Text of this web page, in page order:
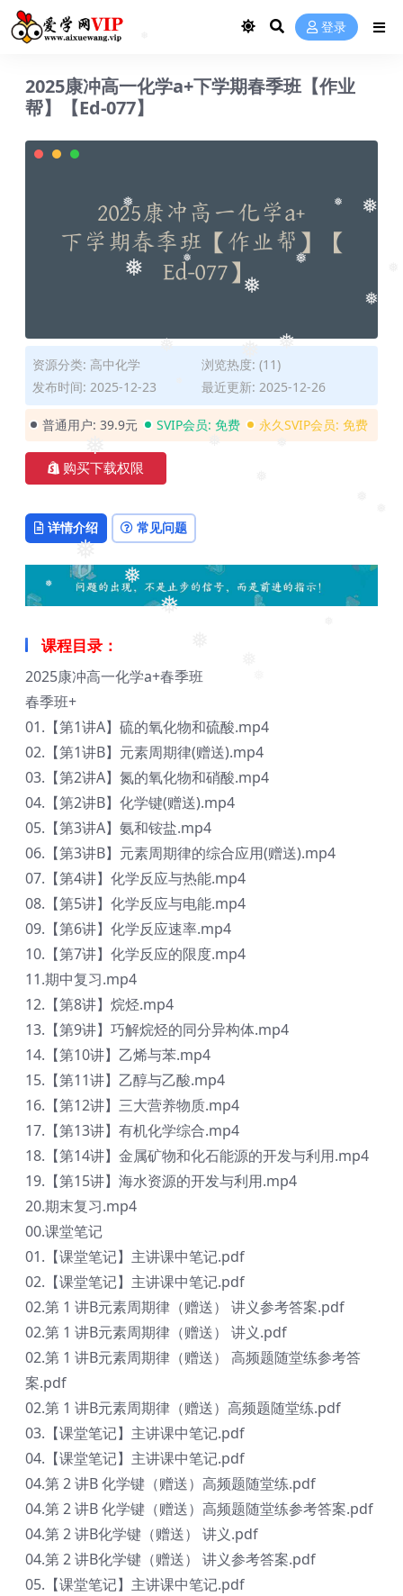
❅
❅
❅
❅
❅
❅
❅
❅
❅
❅
❅ 登录
2025康冲高一化学a+下学期春季班【作业
帮】【Ed-077】
资源分类: 高中化学
浏览热度: (11)
发布时间: 2025-12-23
最近更新: 2025-12-26
普通用户: 39.9元 SVIP会员: 免费 永久SVIP会员: 免费
购买下载权限
详情介绍 常见问题
课程目录：
2025康冲高一化学a+春季班
春季班+
01.【第1讲A】硫的氧化物和硫酸.mp4
02.【第1讲B】元素周期律(赠送).mp4
03.【第2讲A】氮的氧化物和硝酸.mp4
04.【第2讲B】化学键(赠送).mp4
05.【第3讲A】氨和铵盐.mp4
06.【第3讲B】元素周期律的综合应用(赠送).mp4
07.【第4讲】化学反应与热能.mp4
08.【第5讲】化学反应与电能.mp4
09.【第6讲】化学反应速率.mp4
10.【第7讲】化学反应的限度.mp4
11.期中复习.mp4
12.【第8讲】烷烃.mp4
13.【第9讲】巧解烷烃的同分异构体​.mp4
14.【第10讲】乙烯与苯.mp4
15.【第11讲】乙醇与乙酸.mp4
16.【第12讲】三大营养物质.mp4
17.【第13讲】有机化学综合.mp4
18.【第14讲】金属矿物和化石能源的开发与利用.mp4
19.【第15讲】海水资源的开发与利用.mp4
20.期末复习.mp4
00.课堂笔记
01.【课堂笔记】主讲课中笔记.pdf
02.【课堂笔记】主讲课中笔记.pdf
02.第 1 讲B元素周期律（赠送） 讲义参考答案.pdf
02.第 1 讲B元素周期律（赠送） 讲义.pdf
02.第 1 讲B元素周期律（赠送） 高频题随堂练参考答
案.pdf
02.第 1 讲B元素周期律（赠送）高频题随堂练.pdf
03.【课堂笔记】主讲课中笔记.pdf
04.【课堂笔记】主讲课中笔记.pdf
04.第 2 讲B 化学键（赠送）高频题随堂练.pdf
04.第 2 讲B 化学键（赠送）高频题随堂练参考答案.pdf
04.第 2 讲B化学键（赠送） 讲义.pdf
04.第 2 讲B化学键（赠送） 讲义参考答案.pdf
05.【课堂笔记】主讲课中笔记.pdf